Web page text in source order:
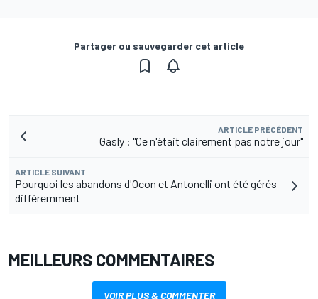
Partager ou sauvegarder cet article
ARTICLE PRÉCÉDENT
Gasly : "Ce n'était clairement pas notre jour"
ARTICLE SUIVANT
Pourquoi les abandons d'Ocon et Antonelli ont été gérés
différemment
MEILLEURS COMMENTAIRES
VOIR PLUS & COMMENTER